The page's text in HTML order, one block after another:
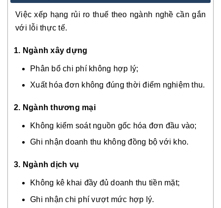
Việc xếp hạng rủi ro thuế theo ngành nghề cần gắn
với lỗi thực tế.
1. Ngành xây dựng
Phân bổ chi phí không hợp lý;
Xuất hóa đơn không đúng thời điểm nghiệm thu.
2. Ngành thương mại
Không kiểm soát nguồn gốc hóa đơn đầu vào;
Ghi nhận doanh thu không đồng bộ với kho.
3. Ngành dịch vụ
Không kê khai đầy đủ doanh thu tiền mặt;
Ghi nhận chi phí vượt mức hợp lý.